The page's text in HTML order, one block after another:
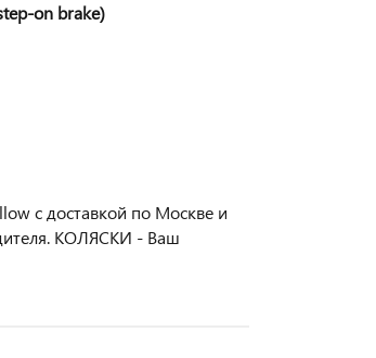
on brake)
с доставкой по Москве и
КОЛЯСКИ - Ваш